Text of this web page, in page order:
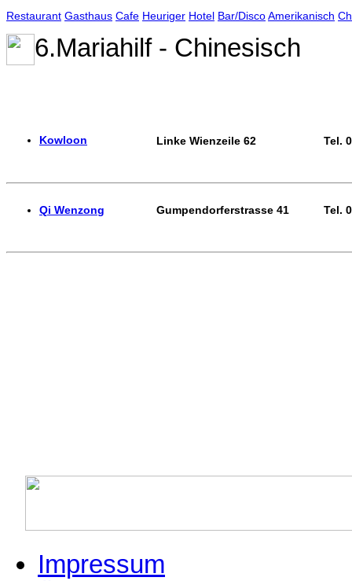
Restaurant Gasthaus Cafe Heuriger Hotel Bar/Disco Amerikanisch
6.Mariahilf - Chinesisch
Kowloon Linke Wienzeile 62 Tel.
Qi Wenzong Gumpendorferstrasse 41 Tel.
Impressum